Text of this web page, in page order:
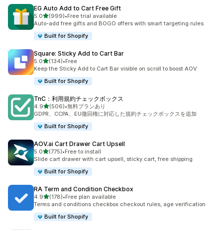
EG Auto Add to Cart Free Gift
5.05つ星中
(999)
合計レビュー数：999件
•Free trial available
Auto-add free gifts and BOGO offers with smart targeting rules
Built for Shopify
Square: Sticky Add to Cart Bar
5.05つ星中
(134)
合計レビュー数：134件
•Free
Keep the Sticky Add to Cart Bar visible on scroll to boost AOV
Built for Shopify
TnC：利用規約チェックボックス
4.95つ星中
(506)
合計レビュー数：506件
•無料プランあり
GDPR、CCPA、EU撤回権に対応した規約チェックボックスを追加
Built for Shopify
AOV.ai Cart Drawer Cart Upsell
5.05つ星中
(775)
合計レビュー数：775件
•Free to install
Slide cart drawer with cart upsell, sticky cart, free shipping
Built for Shopify
RA Term and Condition Checkbox
4.95つ星中
(178)
合計レビュー数：178件
•Free plan available
Terms and conditions checkbox checkout rules, age verification
Built for Shopify